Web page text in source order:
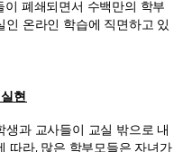
폐쇄되면서 수백만의 학부
인 온라인 학습에 직면하고 있
현
과 교사들이 교실 밖으로 내
따라, 많은 학부모들은 자녀가